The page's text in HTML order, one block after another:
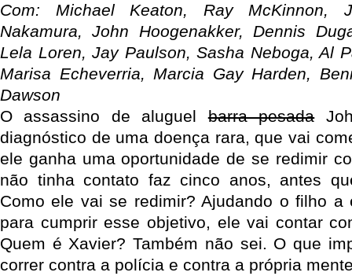
Com: Michael Keaton, Ray McKinnon,
Nakamura, John Hoogenakker, Dennis
Lela Loren, Jay Paulson, Sasha Neboga, Al
Marisa Echeverria, Marcia Gay Harden,
Dawson
O assassino de aluguelbarra pesada
diagnóstico de uma doença rara, que vai
ele ganha uma oportunidade de se redimir
não tinha contato faz cinco anos, antes
Como ele vai se redimir? Ajudando o filho a
para cumprir esse objetivo, ele vai contar
Quem é Xavier? Também não sei. O que
correr contra a polícia e contra a própria